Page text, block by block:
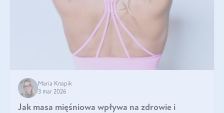
Maria Knapik
3 mar 2026
Jak masa mięśniowa wpływa na zdrowie i